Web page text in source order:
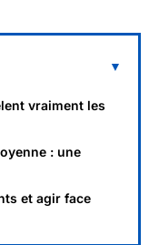
vraiment les
: une
et agir face